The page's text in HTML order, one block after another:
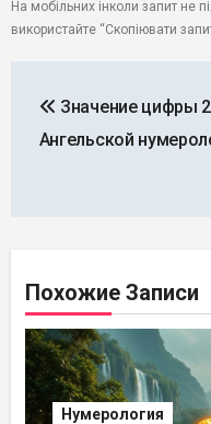
На мобільних інколи запит не
використайте “Скопіювати
по
Значение цифры
Ангельской
Похожие Записи
Нумерология